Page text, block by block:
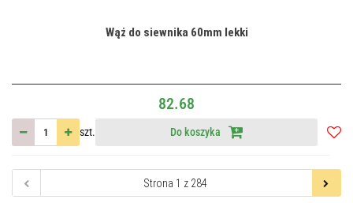
Wąż do siewnika 60mm lekki
82.68
szt. Do koszyka